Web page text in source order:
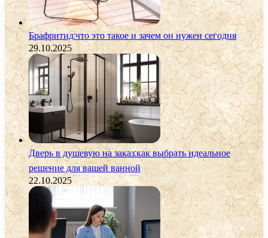
Брафритид:что это такое и зачем он нужен сегодня
29.10.2025
Дверь в душевую на заказ:как выбрать идеальное
решение для вашей ванной
22.10.2025